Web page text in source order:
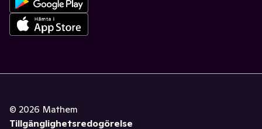
© 2026 Mathem
Tillgänglighetsredogörelse